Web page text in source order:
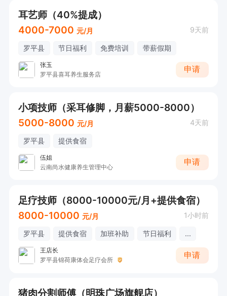
耳艺师（40%提成）
4000-7000 元/月 9天前
罗平县 节日福利 免费培训 带薪假期
张玉
罗平县喜耳养生服务店
申请
小项技师（采耳修脚，月薪5000-8000）
5000-8000 元/月 4天前
罗平县 提供食宿
伍姐
云南尚水健康养生管理中心
申请
足疗技师（8000-10000元/月+提供食宿）
8000-10000 元/月 1小时前
罗平县 提供食宿 加班补助 节日福利 ...
王店长
罗平县锦荷康体会足疗会所
申请
猪肉分割师傅（明珠广场旗舰店）